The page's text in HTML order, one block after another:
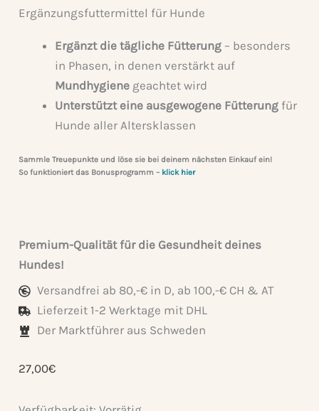
Ergänzungsfuttermittel für Hunde
Ergänzt die tägliche Fütterung – besonders
in Phasen, in denen verstärkt auf
Mundhygiene geachtet wird
Unterstützt eine ausgewogene Fütterung für
Hunde aller Altersklassen
Sammle Treuepunkte und löse sie bei deinem nächsten Einkauf ein!
So funktioniert das Bonusprogramm – klick hier
Premium-Qualität für die Gesundheit deines
Hundes!
Versandfrei ab 80,-€ in D, ab 100,-€ CH & AT
Lieferzeit 1-2 Werktage mit DHL
Der Marktführer aus Schweden
27,00€